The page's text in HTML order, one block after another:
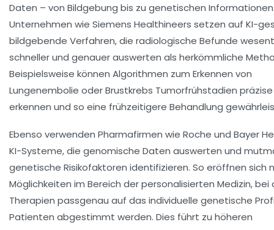
Daten – von Bildgebung bis zu genetischen
Unternehmen wie Siemens Healthineers setzen auf KI-
bildgebende Verfahren, die radiologische Befunde
schneller und genauer auswerten als herkömmliche
Beispielsweise können Algorithmen zum Erkennen von
Lungenembolie oder Brustkrebs Tumorfrühstadien präzise
erkennen und so eine frühzeitigere Behandlung
Ebenso verwenden Pharmafirmen wie Roche und Bayer
KI-Systeme, die genomische Daten auswerten und
genetische Risikofaktoren identifizieren. So eröffnen sich
Möglichkeiten im Bereich der personalisierten Medizin, bei
Therapien passgenau auf das individuelle genetische
Patienten abgestimmt werden. Dies führt zu höheren